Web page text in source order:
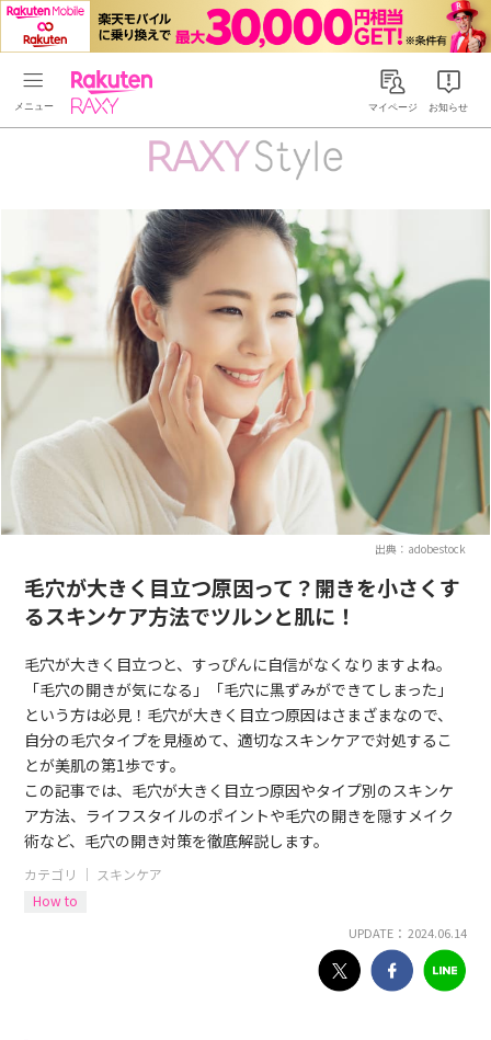
Rakuten RAXYマイページ お知らせ
出典：adobestock
毛穴が大きく目立つ原因って？開きを小さくす
るスキンケア方法でツルンと肌に！
毛穴が大きく目立つと、すっぴんに自信がなくなりますよね。
「毛穴の開きが気になる」「毛穴に黒ずみができてしまった」
という方は必見！毛穴が大きく目立つ原因はさまざまなので、
自分の毛穴タイプを見極めて、適切なスキンケアで対処するこ
とが美肌の第1歩です。
この記事では、毛穴が大きく目立つ原因やタイプ別のスキンケ
ア方法、ライフスタイルのポイントや毛穴の開きを隠すメイク
術など、毛穴の開き対策を徹底解説します。
カテゴリ ｜ スキンケア
How to
UPDATE： 2024.06.14